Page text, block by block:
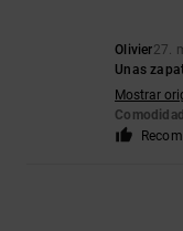
Olivier27.
Unas
Mostrar
Comodidad